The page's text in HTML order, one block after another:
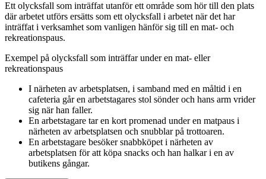
Ett olycksfall som inträffat utanför ett område som hör till den plats
där arbetet utförs ersätts som ett olycksfall i arbetet när det har
inträffat i verksamhet som vanligen hänför sig till en mat- och
rekreationspaus.
Exempel på olycksfall som inträffar under en mat- eller
rekreationspaus
I närheten av arbetsplatsen, i samband med en måltid i en
cafeteria går en arbetstagares stol sönder och hans arm vrider
sig när han faller.
En arbetstagare tar en kort promenad under en matpaus i
närheten av arbetsplatsen och snubblar på trottoaren.
En arbetstagare besöker snabbköpet i närheten av
arbetsplatsen för att köpa snacks och han halkar i en av
butikens gångar.